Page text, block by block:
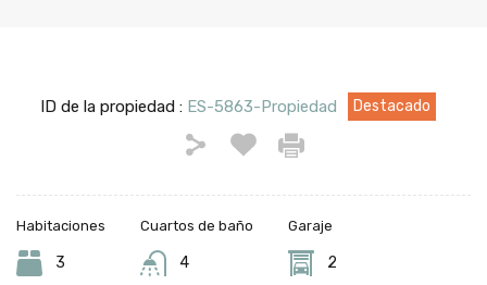
ID de la propiedad : ES-5863-Propiedad Destacado
Habitaciones
3
Cuartos de baño
4
Garaje
2